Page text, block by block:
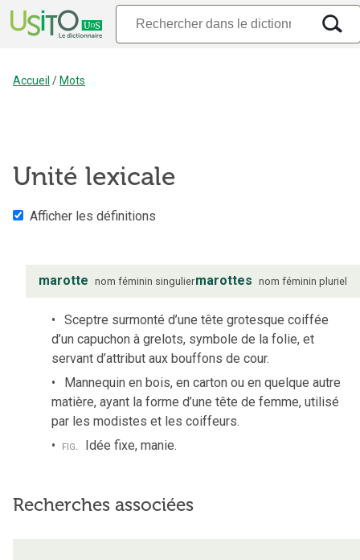
Accueil / Mots
Unité lexicale
Afficher les définitions
marotte nom féminin singuliermarottes nom féminin pluriel
Sceptre surmonté d’une tête grotesque coiffée
d’un capuchon à grelots, symbole de la folie, et
servant d’attribut aux bouffons de cour.
Mannequin en bois, en carton ou en quelque autre
matière, ayant la forme d’une tête de femme, utilisé
par les modistes et les coiffeurs.
fig. Idée fixe, manie.
Recherches associées